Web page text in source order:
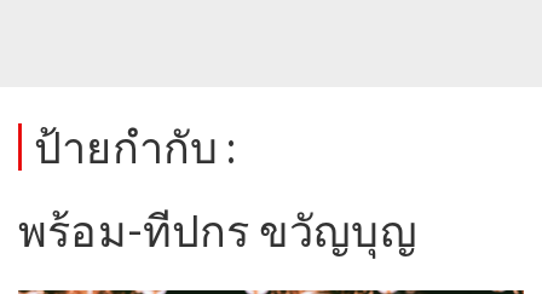
ป้ายกำกับ :
พร้อม-ทีปกร ขวัญบุญ